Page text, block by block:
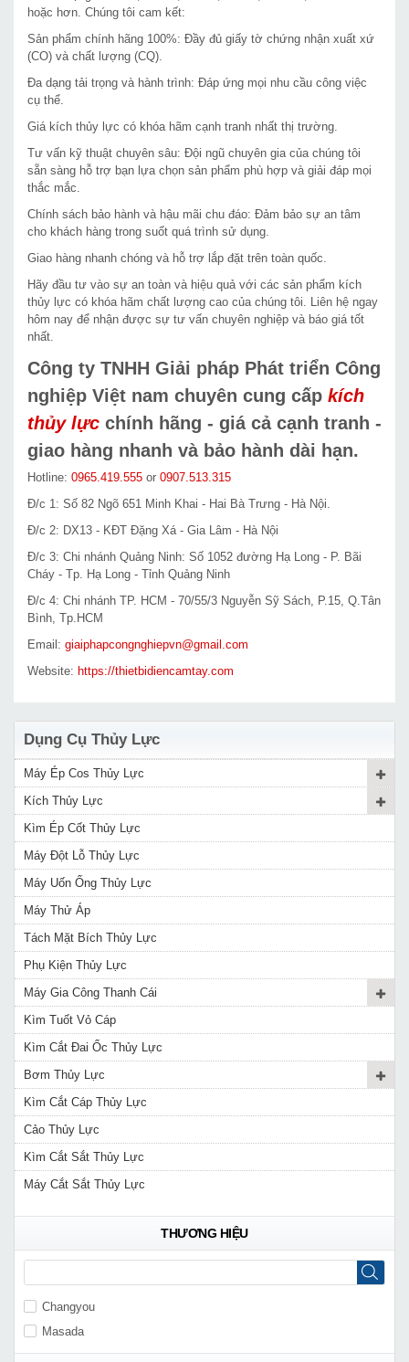
hoặc hơn. Chúng tôi cam kết:
Sản phẩm chính hãng 100%: Đầy đủ giấy tờ chứng nhận xuất xứ
(CO) và chất lượng (CQ).
Đa dạng tải trọng và hành trình: Đáp ứng mọi nhu cầu công việc
cụ thể.
Giá kích thủy lực có khóa hãm cạnh tranh nhất thị trường.
Tư vấn kỹ thuật chuyên sâu: Đội ngũ chuyên gia của chúng tôi
sẵn sàng hỗ trợ bạn lựa chọn sản phẩm phù hợp và giải đáp mọi
thắc mắc.
Chính sách bảo hành và hậu mãi chu đáo: Đảm bảo sự an tâm
cho khách hàng trong suốt quá trình sử dụng.
Giao hàng nhanh chóng và hỗ trợ lắp đặt trên toàn quốc.
Hãy đầu tư vào sự an toàn và hiệu quả với các sản phẩm kích
thủy lực có khóa hãm chất lượng cao của chúng tôi. Liên hệ ngay
hôm nay để nhận được sự tư vấn chuyên nghiệp và báo giá tốt
nhất.
Công ty TNHH Giải pháp Phát triển Công
nghiệp Việt nam chuyên cung cấp kích
thủy lực chính hãng - giá cả cạnh tranh -
giao hàng nhanh và bảo hành dài hạn.
Hotline: 0965.419.555 or 0907.513.315
Đ/c 1: Số 82 Ngõ 651 Minh Khai - Hai Bà Trưng - Hà Nội.
Đ/c 2: DX13 - KĐT Đặng Xá - Gia Lâm - Hà Nội
Đ/c 3: Chi nhánh Quảng Ninh: Số 1052 đường Hạ Long - P. Bãi
Cháy - Tp. Hạ Long - Tỉnh Quảng Ninh
Đ/c 4: Chi nhánh TP. HCM - 70/55/3 Nguyễn Sỹ Sách, P.15, Q.Tân
Bình, Tp.HCM
Email: giaiphapcongnghiepvn@gmail.com
Website: https://thietbidiencamtay.com
Dụng Cụ Thủy Lực
Máy Ép Cos Thủy Lực
Kích Thủy Lực
Kìm Ép Cốt Thủy Lực
Máy Đột Lỗ Thủy Lực
Máy Uốn Ống Thủy Lực
Máy Thử Áp
Tách Mặt Bích Thủy Lực
Phụ Kiện Thủy Lực
Máy Gia Công Thanh Cái
Kìm Tuốt Vỏ Cáp
Kìm Cắt Đai Ốc Thủy Lực
Bơm Thủy Lực
Kìm Cắt Cáp Thủy Lực
Cảo Thủy Lực
Kìm Cắt Sắt Thủy Lực
Máy Cắt Sắt Thủy Lực
THƯƠNG HIỆU
Changyou
Masada